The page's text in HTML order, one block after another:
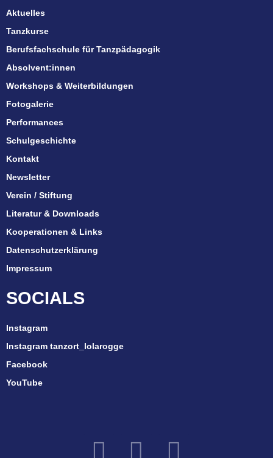
Aktuelles
Tanzkurse
Berufsfachschule für Tanzpädagogik
Absolvent:innen
Workshops & Weiterbildungen
Fotogalerie
Performances
Schulgeschichte
Kontakt
Newsletter
Verein / Stiftung
Literatur & Downloads
Kooperationen & Links
Datenschutzerklärung
Impressum
SOCIALS
Instagram
Instagram tanzort_lolarogge
Facebook
YouTube